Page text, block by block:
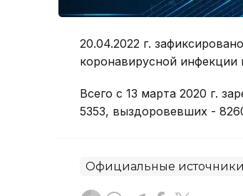
20.04.2022 г.
коронавирусной инфекции
Всего с 13 марта 2020 г.
5353, выздоровевших -
Официальные источники